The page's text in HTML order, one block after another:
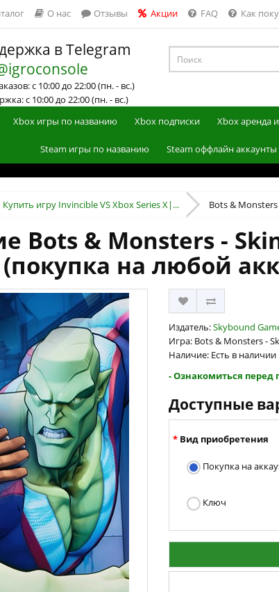
О нас Отзывы Акции FAQ Как
в Telegram
с 10:00 до 22:00 (пн. - вс.)
с 10:00 до 22:00 (пн. - вс.)
Xbox игры по названию Xbox подписки Xbox аренда
Steam игры по названию Steam оффлайн аккаунты
Купить игру Invincible VS Xbox Series X|... Bots &
Bots & Monsters -
(покупка на любой
Издатель:Skybound
Игра: Bots & Monsters -
Наличие: Есть в наличии
- Ознакомиться перед
Доступные
Вид приобретения
Покупка на
Ключ